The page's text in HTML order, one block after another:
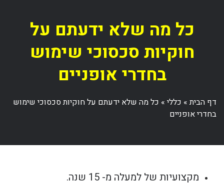
כל מה שלא ידעתם על
חוקיות סכסוכי שימוש
בחדרי אופניים
דף הבית» כללי» כל מה שלא ידעתם על חוקיות סכסוכי שימוש
בחדרי אופניים
מקצועיות של למעלה מ- 15 שנה.